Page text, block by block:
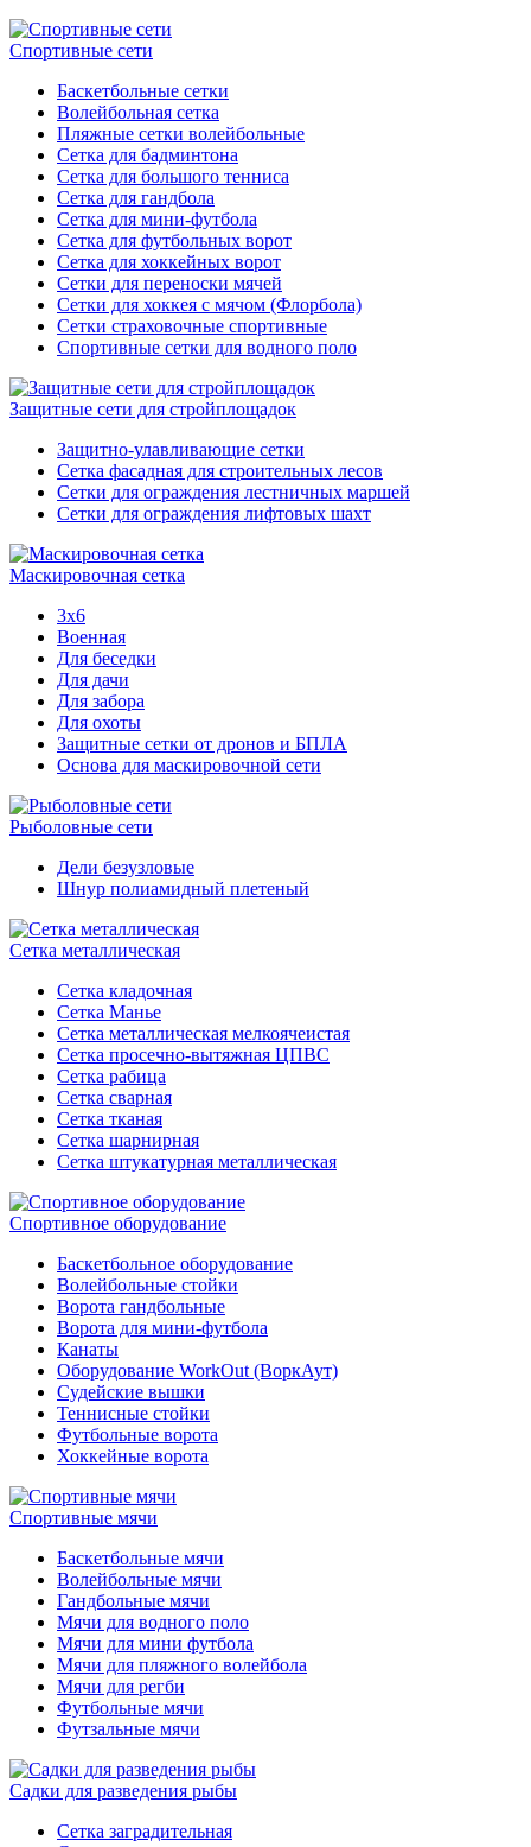
Спортивные сети
Баскетбольные сетки
Волейбольная сетка
Пляжные сетки волейбольные
Сетка для бадминтона
Сетка для большого тенниса
Сетка для гандбола
Сетка для мини-футбола
Сетка для футбольных ворот
Сетка для хоккейных ворот
Сетки для переноски мячей
Сетки для хоккея с мячом (Флорбола)
Сетки страховочные спортивные
Спортивные сетки для водного поло
Защитные сети для стройплощадок
Защитно-улавливающие сетки
Сетка фасадная для строительных лесов
Сетки для ограждения лестничных маршей
Сетки для ограждения лифтовых шахт
Маскировочная сетка
3х6
Военная
Для беседки
Для дачи
Для забора
Для охоты
Защитные сетки от дронов и БПЛА
Основа для маскировочной сети
Рыболовные сети
Дели безузловые
Шнур полиамидный плетеный
Сетка металлическая
Сетка кладочная
Сетка Манье
Сетка металлическая мелкоячеистая
Сетка просечно-вытяжная ЦПВС
Сетка рабица
Сетка сварная
Сетка тканая
Сетка шарнирная
Сетка штукатурная металлическая
Спортивное оборудование
Баскетбольное оборудование
Волейбольные стойки
Ворота гандбольные
Ворота для мини-футбола
Канаты
Оборудование WorkOut (ВоркАут)
Судейские вышки
Теннисные стойки
Футбольные ворота
Хоккейные ворота
Спортивные мячи
Баскетбольные мячи
Волейбольные мячи
Гандбольные мячи
Мячи для водного поло
Мячи для мини футбола
Мячи для пляжного волейбола
Мячи для регби
Футбольные мячи
Футзальные мячи
Садки для разведения рыбы
Сетка заградительная